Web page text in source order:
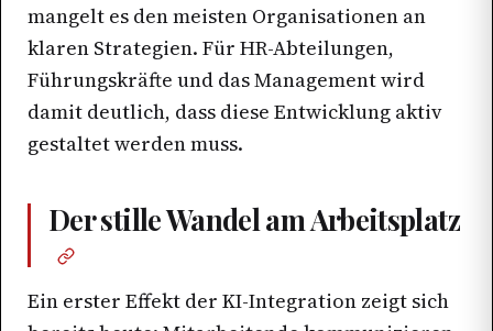
mangelt es den meisten Organisationen an
klaren Strategien. Für HR-Abteilungen,
Führungskräfte und das Management wird
damit deutlich, dass diese Entwicklung aktiv
gestaltet werden muss.
Der stille Wandel am Arbeitsplatz
Ein erster Effekt der KI-Integration zeigt sich